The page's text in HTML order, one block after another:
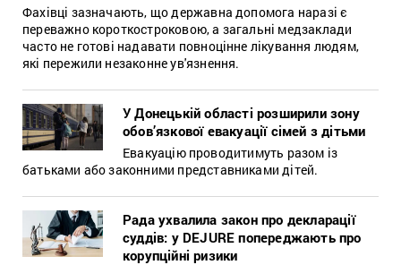
Фахівці зазначають, що державна допомога наразі є
переважно короткостроковою, а загальні медзаклади
часто не готові надавати повноцінне лікування людям,
які пережили незаконне ув'язнення.
У Донецькій області розширили зону
обов’язкової евакуації сімей з дітьми
Евакуацію проводитимуть разом із
батьками або законними представниками дітей.
Рада ухвалила закон про декларації
суддів: у DEJURE попереджають про
корупційні ризики